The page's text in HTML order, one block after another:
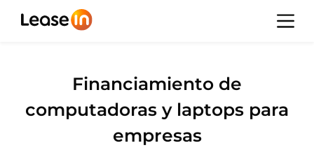
Financiamiento de
computadoras y laptops para
empresas